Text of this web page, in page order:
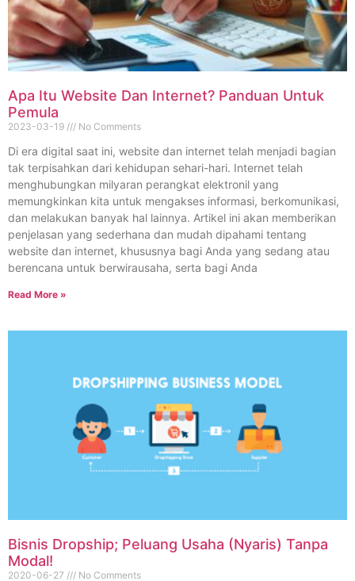
Apa Itu Website Dan Internet? Panduan Untuk
Pemula
2023-03-19 No Comments
Di era digital saat ini, website dan internet telah menjadi bagian
tak terpisahkan dari kehidupan sehari-hari. Internet telah
menghubungkan milyaran perangkat elektronil yang
memungkinkan kita untuk mengakses informasi, berkomunikasi,
dan melakukan banyak hal lainnya. Artikel ini akan memberikan
penjelasan yang sederhana dan mudah dipahami tentang
website dan internet, khususnya bagi Anda yang sedang atau
berencana untuk berwirausaha, serta bagi Anda
Read More »
Bisnis Dropship; Peluang Usaha (Nyaris) Tanpa
Modal!
2020-06-27 No Comments